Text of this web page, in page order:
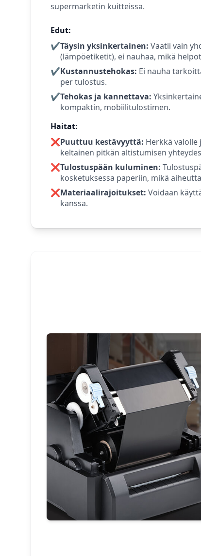
supermarketin kuitteissa.
Edut:
✔️Täysin yksinkertainen: Vaatii vain
(lämpöetiketit), ei nauhaa, mikä
✔️Kustannustehokas: Ei nauha
per tulostus.
✔️Tehokas ja kannettava:
kompaktin, mobiilitulostimen.
Haitat:
❌Puuttuu kestävyyttä: Herkkä valolle
keltainen pitkän altistumisen
❌Tulostuspään kuluminen:
kosketuksessa paperiin, mikä
❌Materiaalirajoitukset: Voidaan
kanssa.